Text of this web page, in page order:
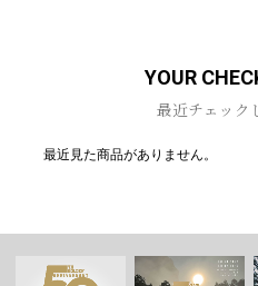
YOUR
最近チェック
最近見た商品がありません。